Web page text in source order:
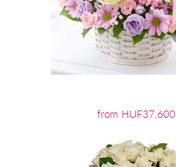
from HUF37,600